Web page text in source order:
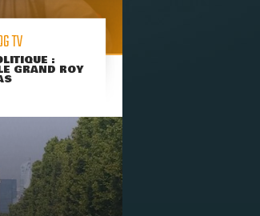
TV
:
GRAND ROY